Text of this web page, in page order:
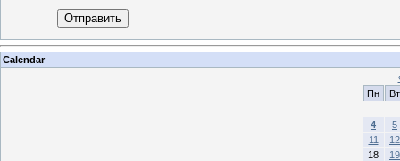
Отправить
Calendar
Пн
Вт
4
5
11
12
18
19